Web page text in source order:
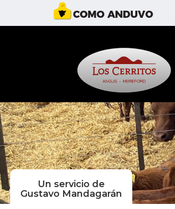
Un servicio de
Gustavo Mandagarán